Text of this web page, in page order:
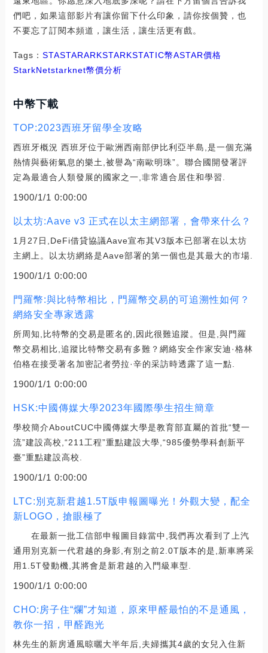
們吧，如果這部影片有讓你留下什么印象，請你按個贊，也
不要忘了訂閱本頻道，讓生活，讓生活更有戲。
Tags： STASTARARKSTARKSTATIC幣ASTAR價格
StarkNetstarknet幣價分析
中幣下載
TOP:2023西班牙留學全攻略
西班牙概況 西班牙位于歐洲西南部伊比利亞半島,是一個充滿
熱情與藝術氣息的樂土,被譽為“南歐明珠”。聯合國開發署評
定為最適合人類發展的國家之一,非常適合居住和學習.
1900/1/1 0:00:00
以太坊:Aave v3 正式在以太主網部署，會帶來什么？
1月27日,DeFi借貸協議Aave宣布其V3版本已部署在以太坊
主網上。以太坊網絡是Aave部署的第一個也是其最大的市場.
1900/1/1 0:00:00
門羅幣:與比特幣相比，門羅幣交易的可追溯性如何？
網絡安全專家透露
所周知,比特幣的交易是匿名的,因此很難追蹤。但是,與門羅
幣交易相比,追蹤比特幣交易有多難？網絡安全作家安迪·格林
伯格在接受著名加密記者勞拉·辛的采訪時透露了這一點.
1900/1/1 0:00:00
HSK:中國傳媒大學2023年國際學生招生簡章
學校簡介AboutCUC中國傳媒大學是教育部直屬的首批“雙一
流”建設高校,“211工程”重點建設大學,“985優勢學科創新平
臺”重點建設高校.
1900/1/1 0:00:00
LTC:別克新君越1.5T版申報圖曝光！外觀大變，配全
新LOGO，搶眼極了
在最新一批工信部申報圖目錄當中,我們再次看到了上汽
通用別克新一代君越的身影,有別之前2.0T版本的是,新車將采
用1.5T發動機,其將會是新君越的入門級車型.
1900/1/1 0:00:00
CHO:房子住“爛”才知道，原來甲醛最怕的不是通風，
教你一招，甲醛跑光
林先生的新房通風晾曬大半年后,夫婦攜其4歲的女兒入住新